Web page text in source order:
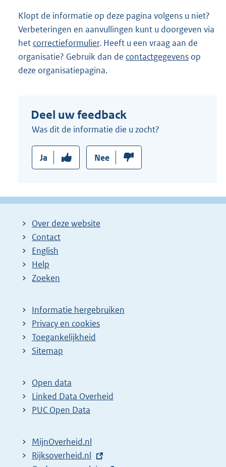
Klopt de informatie op deze pagina volgens u niet?
Verbeteringen en aanvullingen kunt u doorgeven via
het correctieformulier. Heeft u een vraag aan de
organisatie? Gebruik dan de contactgegevens op
deze organisatiepagina.
Deel uw feedback
Was dit de informatie die u zocht?
Ja Nee
Over deze website
Contact
English
Help
Zoeken
Informatie hergebruiken
Privacy en cookies
Toegankelijkheid
Sitemap
Open data
Linked Data Overheid
PUC Open Data
MijnOverheid.nl
E
Rijksoverheid.nl